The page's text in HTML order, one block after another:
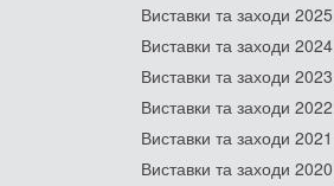
Виставки та заходи
Виставки та заходи
Виставки та заходи
Виставки та заходи
Виставки та заходи
Виставки та заходи